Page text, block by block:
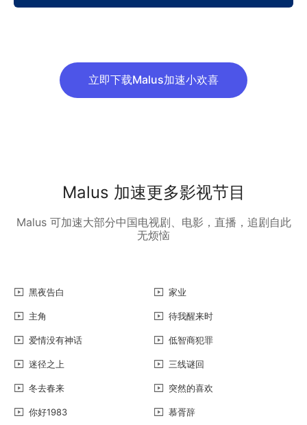
立即下载Malus加速小欢喜
Malus 加速更多影视节目
Malus 可加速大部分中国电视剧、电影，直播，追剧自此
无烦恼
黑夜告白 家业
主角 待我醒来时
爱情没有神话 低智商犯罪
迷径之上 三线谜回
冬去春来 突然的喜欢
你好1983 慕胥辞